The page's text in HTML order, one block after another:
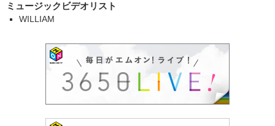
ミュージックビデオリスト
WILLIAM